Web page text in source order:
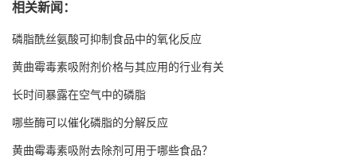
相关新闻：
磷脂酰丝氨酸可抑制食品中的氧化反应
黄曲霉毒素吸附剂价格与其应用的行业有关
长时间暴露在空气中的磷脂
哪些酶可以催化磷脂的分解反应
黄曲霉毒素吸附去除剂可用于哪些食品？